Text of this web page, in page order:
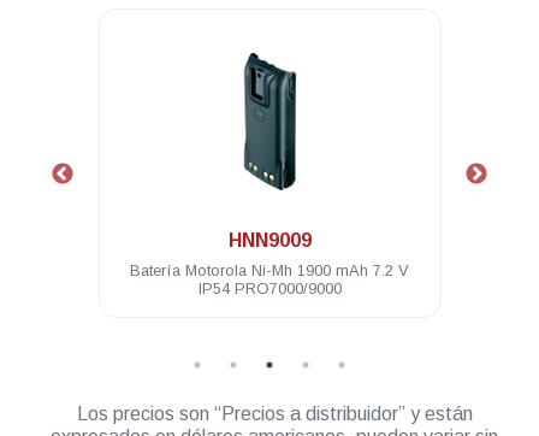
HNN9009
Batería Motorola Ni-Mh 1900 mAh 7.2 V
IP54 PRO7000/9000
Los precios son “Precios a distribuidor” y están